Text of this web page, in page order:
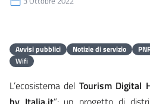
Avvisi pubblici Notizie di servizio
Wifi
L’ecosistema delTourism Digital